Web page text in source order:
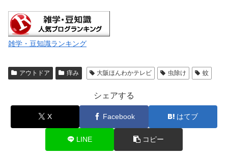
雑学・豆知識ランキング
アウトドア 痒み 大阪ほんわかテレビ 虫除け 蚊
シェアする
X Facebook はてブ
LINE コピー